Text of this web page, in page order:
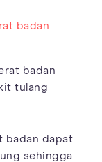
badan
badan
tulang
badan dapat
sehingga